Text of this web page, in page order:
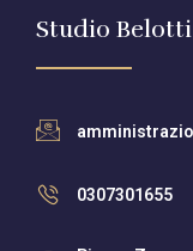
Studio
0307301655